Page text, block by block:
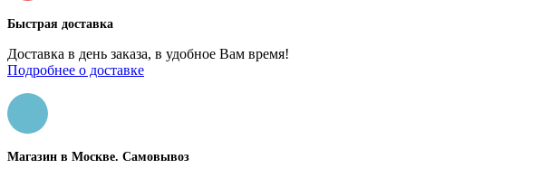
Быстрая доставка
Доставка в день заказа, в удобное Вам время!
Подробнее о доставке
Магазин в Москве. Самовывоз